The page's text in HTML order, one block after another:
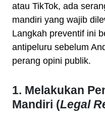
atau TikTok, ada
mandiri yang wajib
Langkah preventif ini
antipeluru sebelum
perang opini publik.
1. Melakukan
Mandiri (Legal